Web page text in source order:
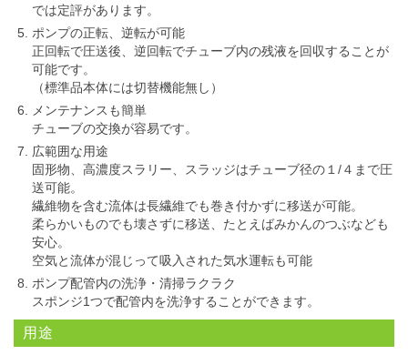
では定評があります。
ポンプの正転、逆転が可能
正回転で圧送後、逆回転でチューブ内の残液を回収することが
可能です。
（標準品本体には切替機能無し）
メンテナンスも簡単
チューブの交換が容易です。
広範囲な用途
固形物、高濃度スラリー、スラッジはチューブ径の１/４まで圧
送可能。
繊維物を含む流体は長繊維でも巻き付かずに移送が可能。
柔らかいものでも壊さずに移送、たとえばみかんのつぶなども
安心。
空気と流体が混じって吸入された気水運転も可能
ポンプ配管内の洗浄・清掃ラクラク
スポンジ1つで配管内を洗浄することができます。
用途